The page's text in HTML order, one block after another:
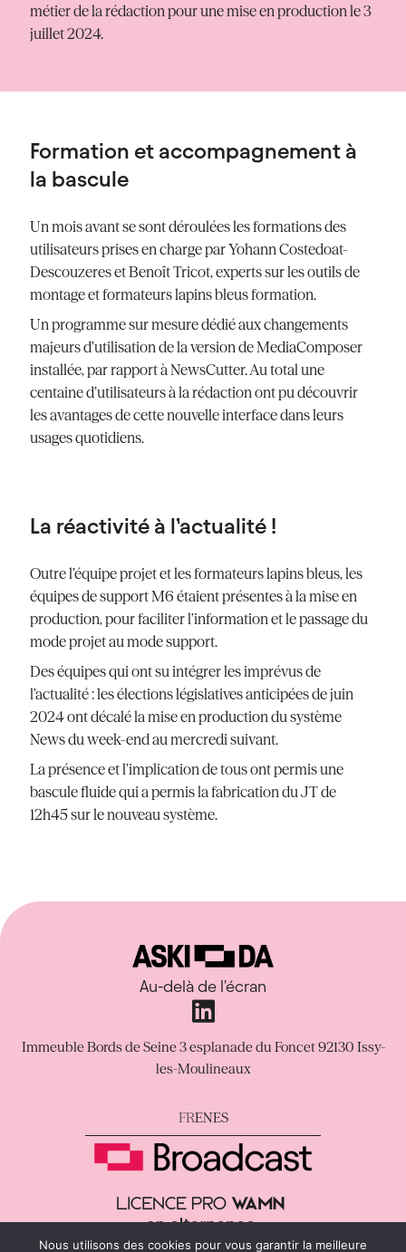
métier de la rédaction pour une mise en production le 3
juillet 2024.
Formation et accompagnement à
la bascule
Un mois avant se sont déroulées les formations des
utilisateurs prises en charge par Yohann Costedoat-
Descouzeres et Benoît Tricot, experts sur les outils de
montage et formateurs lapins bleus formation.
Un programme sur mesure dédié aux changements
majeurs d’utilisation de la version de MediaComposer
installée, par rapport à NewsCutter. Au total une
centaine d’utilisateurs à la rédaction ont pu découvrir
les avantages de cette nouvelle interface dans leurs
usages quotidiens.
La réactivité à l’actualité !
Outre l’équipe projet et les formateurs lapins bleus, les
équipes de support M6 étaient présentes à la mise en
production, pour faciliter l’information et le passage du
mode projet au mode support.
Des équipes qui ont su intégrer les imprévus de
l’actualité : les élections législatives anticipées de juin
2024 ont décalé la mise en production du système
News du week-end au mercredi suivant.
La présence et l’implication de tous ont permis une
bascule fluide qui a permis la fabrication du JT de
12h45 sur le nouveau système.
Au-delà de l'écran
Immeuble Bords de Seine3 esplanade du Foncet92130 Issy-
les-Moulineaux
FRENES
Nous utilisons des cookies pour vous garantir la meilleure